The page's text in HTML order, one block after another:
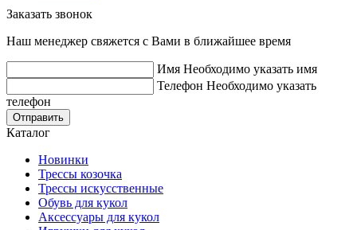
Заказать звонок
Наш менеджер свяжется с Вами в ближайшее время
Имя Необходимо указать имя
Телефон Необходимо указать
телефон
Отправить
Каталог
Новинки
Трессы козочка
Трессы искусственные
Обувь для кукол
Аксессуары для кукол